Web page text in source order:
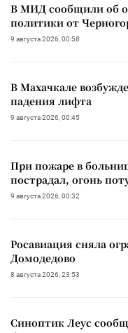
В МИД сообщили об
политики от
9 августа 2026, 00:58
В Махачкале
падения лифта
9 августа 2026, 00:45
При пожаре в
пострадал, огонь
9 августа 2026, 00:32
Росавиация сняла
Домодедово
8 августа 2026, 23:53
Синоптик Леус